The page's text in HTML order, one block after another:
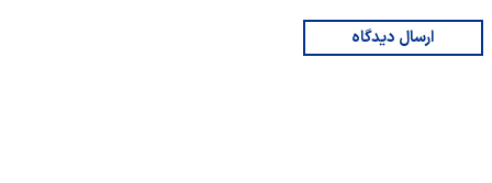
ارسال دیدگاه